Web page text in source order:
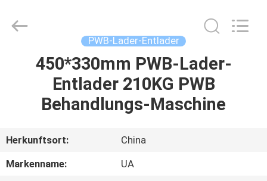
HAUS
PRODUKTE
ÜBER
UNS
LIMITED.
PWB-Lader-Entlader
450*330mm PWB-Lader-
Entlader 210KG PWB
Behandlungs-Maschine
Herkunftsort:
China
Markenname:
UA